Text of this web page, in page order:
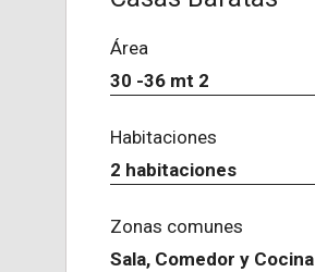
Área
30 -36 mt 2
Habitaciones
2 habitaciones
Zonas comunes
Sala, Comedor y Cocina